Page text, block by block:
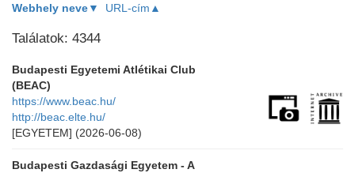
Webhely neve▼ URL-cím▲
Találatok: 4344
Budapesti Egyetemi Atlétikai Club
(BEAC)
https://www.beac.hu/
http://beac.elte.hu/
[EGYETEM] (2026-06-08)
Budapesti Gazdasági Egyetem - A